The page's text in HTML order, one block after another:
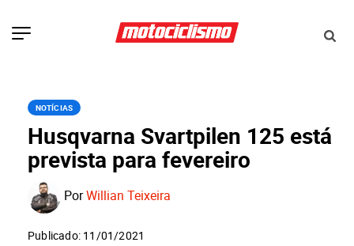
NOTÍCIAS
Husqvarna Svartpilen 125 está
prevista para fevereiro
PorWillian Teixeira
Publicado: 11/01/2021